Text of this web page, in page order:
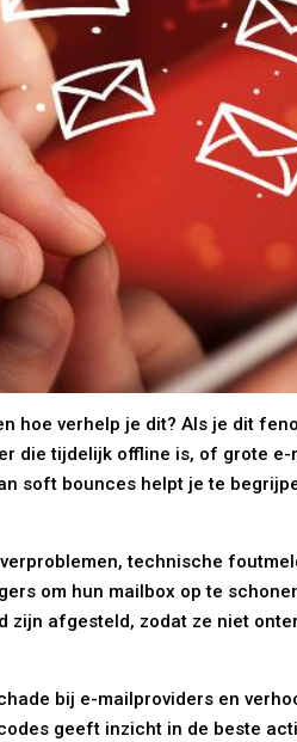
hoe verhelp je dit? Als je dit
die tijdelijk offline is, of grote
soft bounces helpt je te
technische
om hun mailbox op te
zijn afgesteld, zodat ze niet
bij e-mailproviders en
geeft inzicht in de beste